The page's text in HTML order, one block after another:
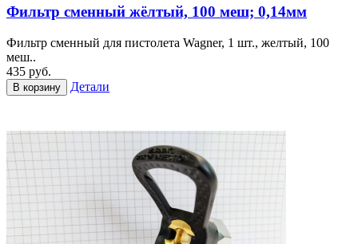
Фильтр сменный жёлтый, 100 меш; 0,14мм
Фильтр сменный для пистолета Wagner, 1 шт., желтый, 100
меш..
435 руб.
В корзину Детали